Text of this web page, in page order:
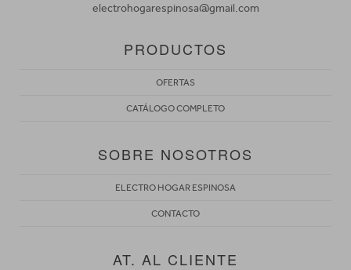
electrohogarespinosa@gmail.com
PRODUCTOS
OFERTAS
CATÁLOGO COMPLETO
SOBRE NOSOTROS
ELECTRO HOGAR ESPINOSA
CONTACTO
AT. AL CLIENTE